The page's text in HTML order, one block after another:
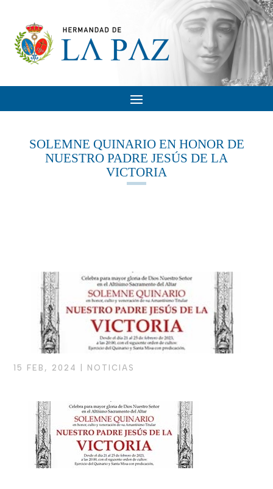
SOLEMNE QUINARIO EN HONOR DE
NUESTRO PADRE JESÚS DE LA
VICTORIA
15 FEB, 2024 NOTICIAS